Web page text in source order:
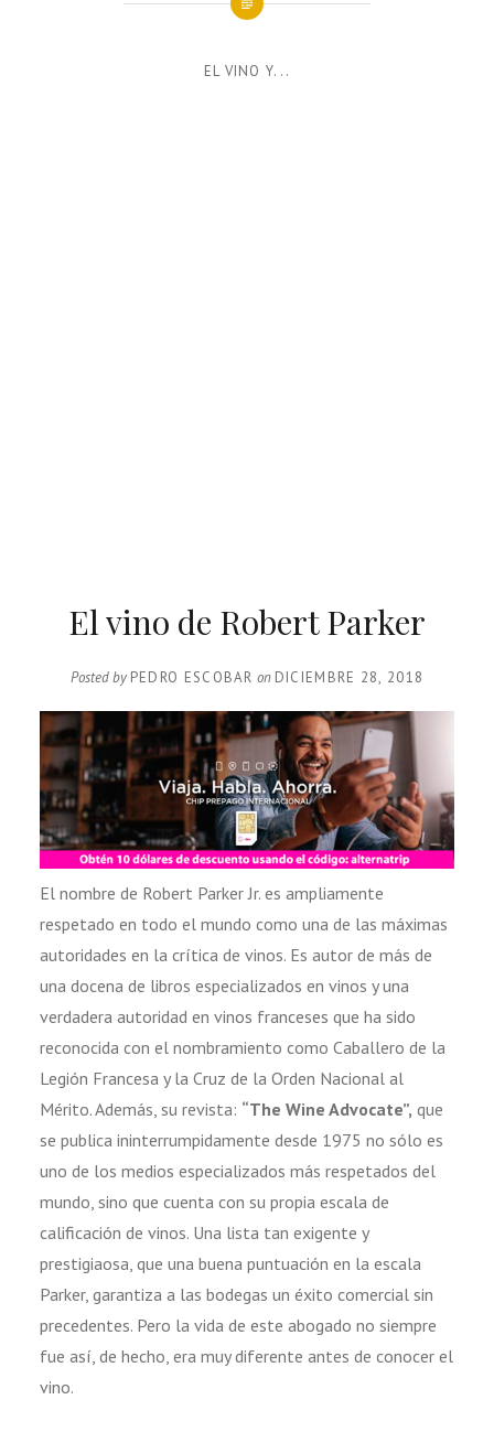
EL VINO Y...
El vino de Robert Parker
Posted by PEDRO ESCOBAR on DICIEMBRE 28, 2018
El nombre de Robert Parker Jr. es ampliamente
respetado en todo el mundo como una de las máximas
autoridades en la crítica de vinos. Es autor de más de
una docena de libros especializados en vinos y una
verdadera autoridad en vinos franceses que ha sido
reconocida con el nombramiento como Caballero de la
Legión Francesa y la Cruz de la Orden Nacional al
Mérito. Además, su revista: “The Wine Advocate”, que
se publica ininterrumpidamente desde 1975 no sólo es
uno de los medios especializados más respetados del
mundo, sino que cuenta con su propia escala de
calificación de vinos. Una lista tan exigente y
prestigiaosa, que una buena puntuación en la escala
Parker, garantiza a las bodegas un éxito comercial sin
precedentes. Pero la vida de este abogado no siempre
fue así, de hecho, era muy diferente antes de conocer el
vino.